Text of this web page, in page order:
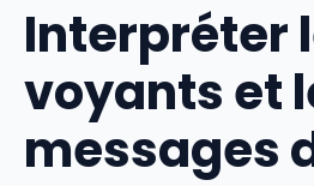
Interpréter
voyants et
messages